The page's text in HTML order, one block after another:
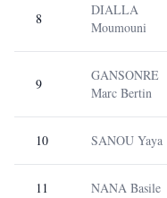
8
DIALLA
Moumouni
9
GANSONRE
Marc Bertin
10 SANOU Yaya
11 NANA Basile